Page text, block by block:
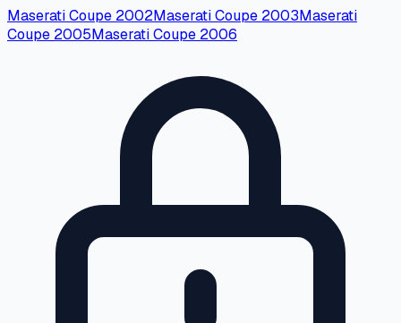
MaseratiCoupe 2002MaseratiCoupe 2003Maserati
Coupe 2005MaseratiCoupe 2006